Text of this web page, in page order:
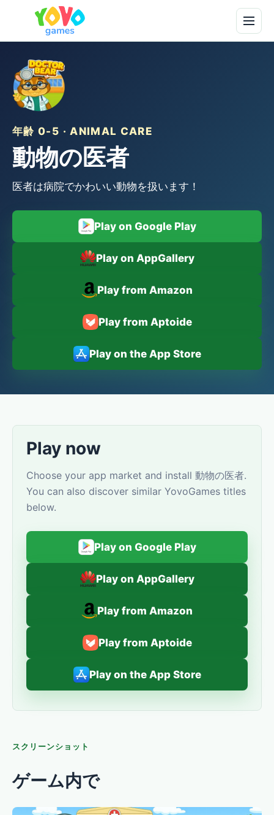
年齢 0-5 · ANIMAL CARE
動物の医者
医者は病院でかわいい動物を扱います！
Play on Google Play
Play on AppGallery
Play from Amazon
Play from Aptoide
Play on the App Store
Play now
Choose your app market and install 動物の医者.
You can also discover similar YovoGames titles
below.
Play on Google Play
Play on AppGallery
Play from Amazon
Play from Aptoide
Play on the App Store
スクリーンショット
ゲーム内で